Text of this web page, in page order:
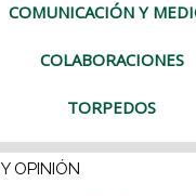
COMUNICACIÓN Y
COLABORACIONES
TORPEDOS
OPINIÓN